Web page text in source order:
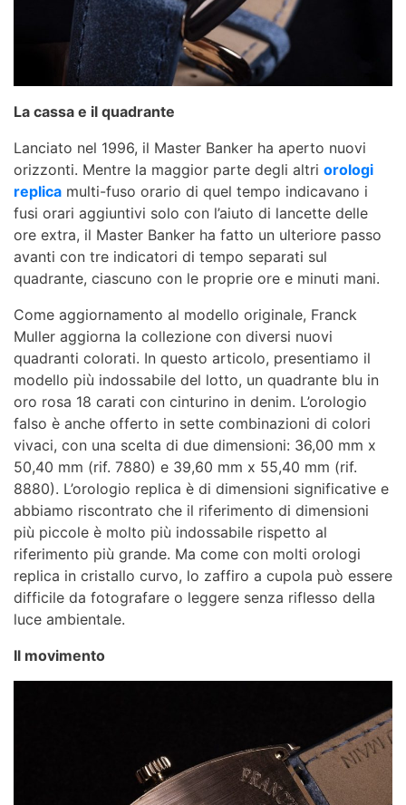
La cassa e il quadrante
Lanciato nel 1996, il Master Banker ha aperto nuovi
orizzonti. Mentre la maggior parte degli altri orologi
replica multi-fuso orario di quel tempo indicavano i
fusi orari aggiuntivi solo con l’aiuto di lancette delle
ore extra, il Master Banker ha fatto un ulteriore passo
avanti con tre indicatori di tempo separati sul
quadrante, ciascuno con le proprie ore e minuti mani.
Come aggiornamento al modello originale, Franck
Muller aggiorna la collezione con diversi nuovi
quadranti colorati. In questo articolo, presentiamo il
modello più indossabile del lotto, un quadrante blu in
oro rosa 18 carati con cinturino in denim. L’orologio
falso è anche offerto in sette combinazioni di colori
vivaci, con una scelta di due dimensioni: 36,00 mm x
50,40 mm (rif. 7880) e 39,60 mm x 55,40 mm (rif.
8880). L’orologio replica è di dimensioni significative e
abbiamo riscontrato che il riferimento di dimensioni
più piccole è molto più indossabile rispetto al
riferimento più grande. Ma come con molti orologi
replica in cristallo curvo, lo zaffiro a cupola può essere
difficile da fotografare o leggere senza riflesso della
luce ambientale.
Il movimento